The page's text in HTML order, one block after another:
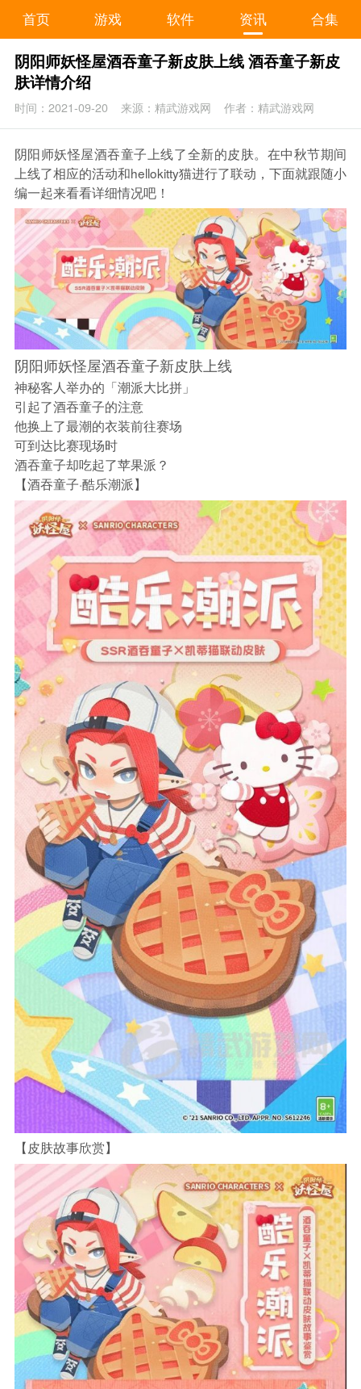
首页 游戏 软件 资讯 合集
阴阳师妖怪屋酒吞童子新皮肤上线 酒吞童子新皮
肤详情介绍
时间：2021-09-20 来源：精武游戏网 作者：精武游戏网
阴阳师妖怪屋酒吞童子上线了全新的皮肤。在中秋节期间
上线了相应的活动和hellokitty猫进行了联动，下面就跟随小
编一起来看看详细情况吧！
阴阳师妖怪屋酒吞童子新皮肤上线
神秘客人举办的「潮派大比拼」
引起了酒吞童子的注意
他换上了最潮的衣装前往赛场
可到达比赛现场时
酒吞童子却吃起了苹果派？
【酒吞童子·酷乐潮派】
【皮肤故事欣赏】